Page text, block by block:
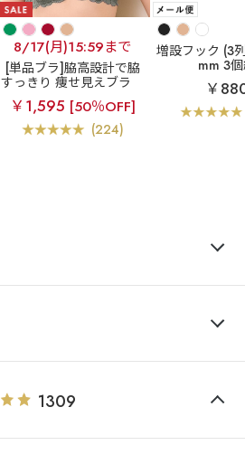
8/17(月)15:59まで
[単品ブラ]脇高設計で脇
すっきり 痩せ見えブラ
【WEB限定】カシュクー
ルレース脇高ブラ(R) 単
品ブラジャー
￥1,595 [50％OFF]
(224)
増設フック (3
mm 3
￥
1309